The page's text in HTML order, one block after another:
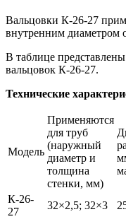
Вальцовки К-26-27
внутренним диаметром
В таблице
вальцовок К-26-27.
Технические
Модель
Применяются
для труб
(наружный
диаметр и
толщина
стенки, мм)
К-26-
27
32×2,5; 32×3